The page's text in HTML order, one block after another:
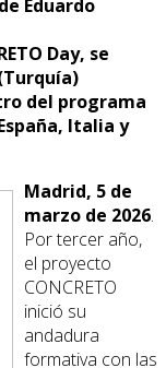
Eduardo
Day, se
del programa
Italia y
Madrid, 5 de
marzo de 2026.
Por tercer año,
el proyecto
CONCRETO
inició su
andadura
formativa con las